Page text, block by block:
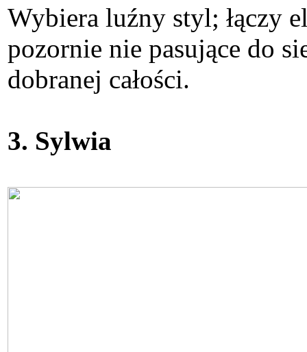
Wybiera luźny styl; łączy
pozornie nie pasujące do
dobranej całości.
3. Sylwia